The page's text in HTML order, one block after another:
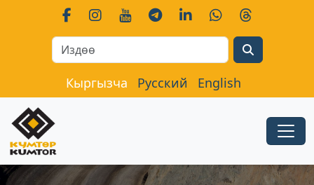
Кыргызча Русский English